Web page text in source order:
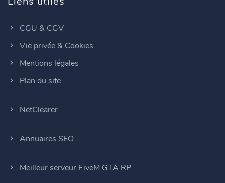
CGU & CGV
Vie privée & Cookies
Mentions légales
Plan du site
NetClearer
Annuaires SEO
Meilleur serveur FiveM GTA RP